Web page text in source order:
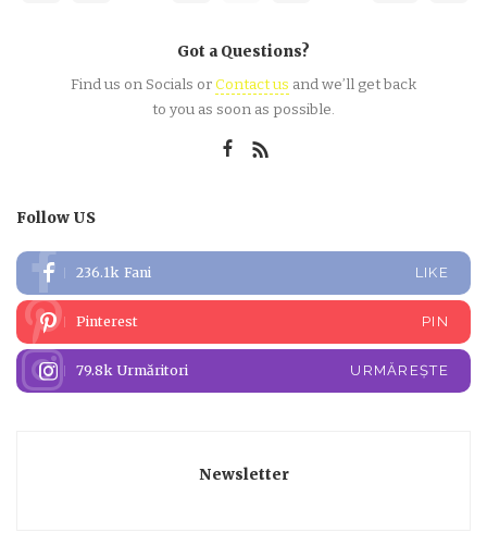
Got a Questions?
Find us on Socials orContact us and we’ll get back
to you as soon as possible.
Follow US
236.1k Fani LIKE
Pinterest PIN
79.8k Urmăritori URMĂREȘTE
Newsletter